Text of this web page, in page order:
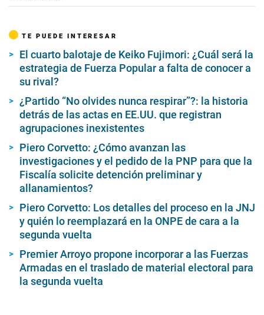
TE PUEDE INTERESAR
El cuarto balotaje de Keiko Fujimori: ¿Cuál será la
estrategia de Fuerza Popular a falta de conocer a
su rival?
¿Partido “No olvides nunca respirar”?: la historia
detrás de las actas en EE.UU. que registran
agrupaciones inexistentes
Piero Corvetto: ¿Cómo avanzan las
investigaciones y el pedido de la PNP para que la
Fiscalía solicite detención preliminar y
allanamientos?
Piero Corvetto: Los detalles del proceso en la JNJ
y quién lo reemplazará en la ONPE de cara a la
segunda vuelta
Premier Arroyo propone incorporar a las Fuerzas
Armadas en el traslado de material electoral para
la segunda vuelta